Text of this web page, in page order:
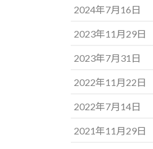
2024年7月16日
2023年11月29日
2023年7月31日
2022年11月22日
2022年7月14日
2021年11月29日